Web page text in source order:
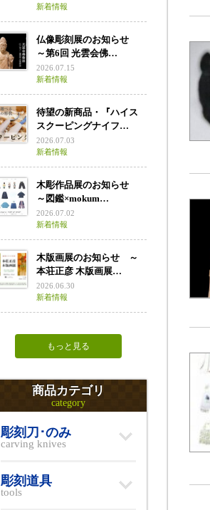
新着情報
仏像彫刻展のお知らせ
～第6回 光雲会佛…
2026.07.15
新着情報
待望の新商品・『ハイス
スクーピングナイフ…
2026.07.03
新着情報
木彫作品展のお知らせ
～図鑑×mokum…
2026.07.02
新着情報
木版画展のお知らせ ～
本荘正彦 木版画展…
2026.06.30
新着情報
もっと見る
商品カテゴリ
category
彫刻刀･のみ
carving knives
彫刻道具
tools